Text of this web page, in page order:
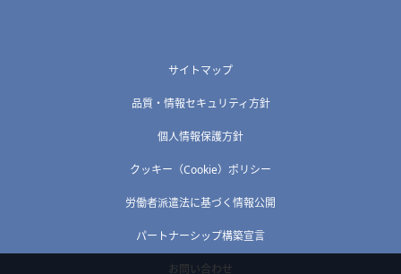
サイトマップ
品質・情報セキュリティ方針
個人情報保護方針
クッキー（Cookie）ポリシー
労働者派遣法に基づく情報公開
パートナーシップ構築宣言
お問い合わせ